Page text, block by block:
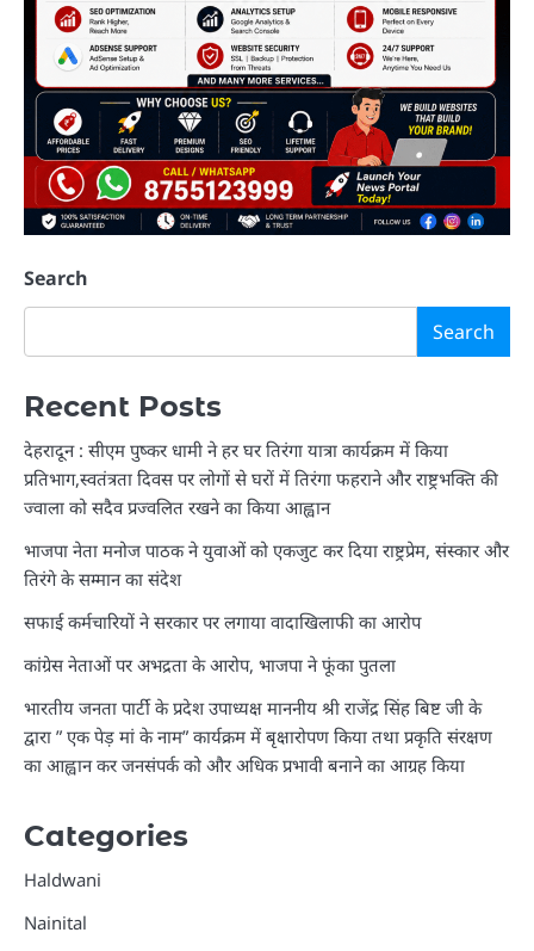
Search
Search
Recent Posts
देहरादून : सीएम पुष्कर धामी ने हर घर तिरंगा यात्रा कार्यक्रम में किया
प्रतिभाग,स्वतंत्रता दिवस पर लोगों से घरों में तिरंगा फहराने और राष्ट्रभक्ति की
ज्वाला को सदैव प्रज्वलित रखने का किया आह्वान
भाजपा नेता मनोज पाठक ने युवाओं को एकजुट कर दिया राष्ट्रप्रेम, संस्कार और
तिरंगे के सम्मान का संदेश
सफाई कर्मचारियों ने सरकार पर लगाया वादाखिलाफी का आरोप
कांग्रेस नेताओं पर अभद्रता के आरोप, भाजपा ने फूंका पुतला
भारतीय जनता पार्टी के प्रदेश उपाध्यक्ष माननीय श्री राजेंद्र सिंह बिष्ट जी के
द्वारा ” एक पेड़ मां के नाम” कार्यक्रम में बृक्षारोपण किया तथा प्रकृति संरक्षण
का आह्वान कर जनसंपर्क को और अधिक प्रभावी बनाने का आग्रह किया
Categories
Haldwani
Nainital